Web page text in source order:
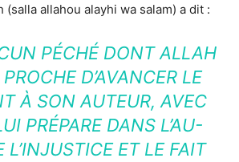
(salla allahou alayhi wa salam) a dit :
PÉCHÉ DONT ALLAH
D’AVANCER LE
À SON AUTEUR, AVEC
PRÉPARE DANS L’AU-
L’INJUSTICE ET LE FAIT